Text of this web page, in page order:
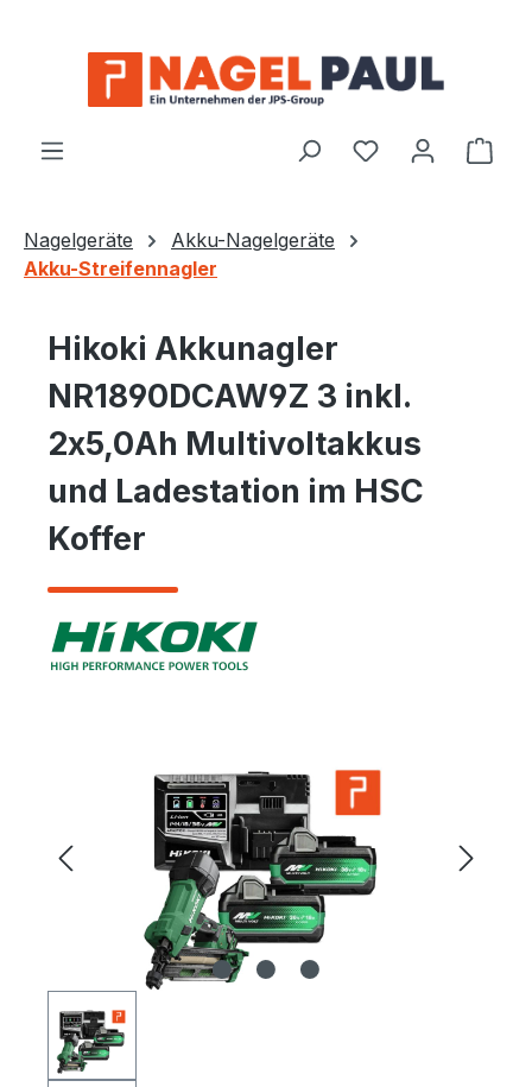
Nagelgeräte
Akku-Nagelgeräte
Akku-Streifennagler
Hikoki Akkunagler
NR1890DCAW9Z 3 inkl.
2x5,0Ah Multivoltakkus
und Ladestation im HSC
Koffer